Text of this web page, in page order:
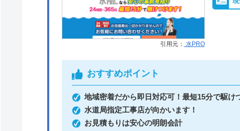
引用元： 水PRO
おすすめポイント
地域密着だから即日対応可！最短15分で駆け
水道局指定工事店が向かいます！
お見積もりは安心の明朗会計